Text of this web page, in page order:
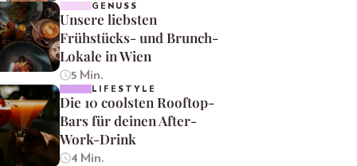
GENUSS
Unsere liebsten
Frühstücks- und Brunch-
Lokale in Wien
5 Min.
LIFESTYLE
Die 10 coolsten Rooftop-
Bars für deinen After-
Work-Drink
4 Min.